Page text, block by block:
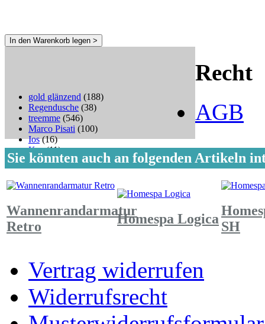
In den Warenkorb legen >
gold glänzend (188)
Regendusche (38)
treemme (546)
Marco Pisati (100)
Ios(16)
Kea(11)
Sie könnten auch an folgenden Artikeln
Wannenrandarmatur
Retro
Homespa LogicaSH
Recht
AGB
Vertrag widerrufen
Widerrufsrecht